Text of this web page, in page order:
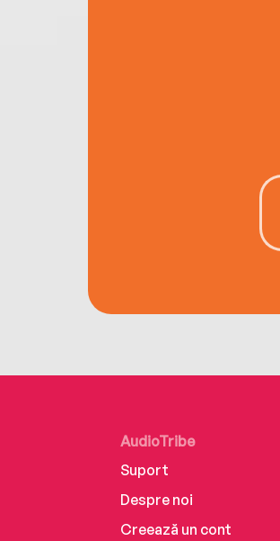
AudioTribe
Suport
Despre noi
Creează un cont